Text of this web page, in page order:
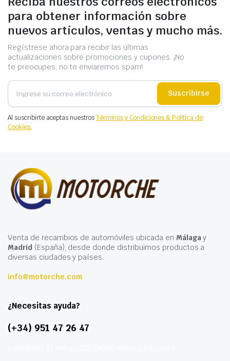
para obtener información sobre
nuevos artículos, ventas y mucho más.
Regístrese ahora para recibir las últimas
actualizaciones sobre promociones y cupones. ¡No
te preocupes, no te enviaremos spam!
Suscribirse
Al suscribirte aceptas nuestrosTérminos y Condiciones & Política de
Cookies.
Venta de recambios de automóviles ubicada en Málagay
Madrid(España), desde donde distribuimos productos a
diversas ciudades y países.
info@motorche.com
¿Necesitas ayuda?
(+34) 951 47 26 47